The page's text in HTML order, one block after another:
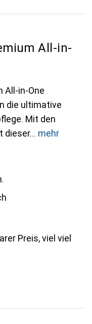
All-in-
All-in-One
die ultimative
Mit den
dieser
mehr
Preis, viel viel